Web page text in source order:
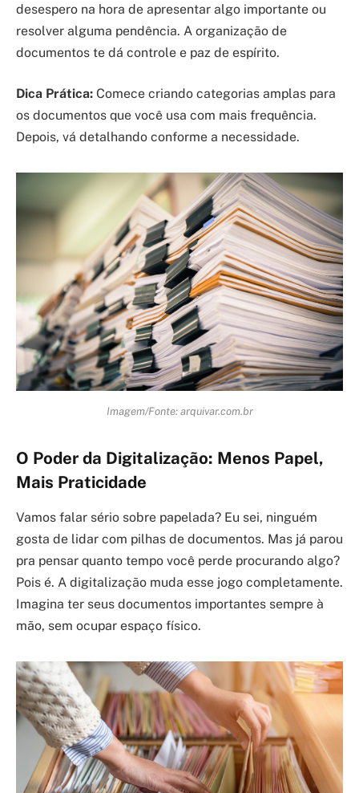
desespero na hora de apresentar algo importante ou
resolver alguma pendência. A organização de
documentos te dá controle e paz de espírito.
Dica Prática: Comece criando categorias amplas para
os documentos que você usa com mais frequência.
Depois, vá detalhando conforme a necessidade.
Imagem/Fonte: arquivar.com.br
O Poder da Digitalização: Menos Papel,
Mais Praticidade
Vamos falar sério sobre papelada? Eu sei, ninguém
gosta de lidar com pilhas de documentos. Mas já parou
pra pensar quanto tempo você perde procurando algo?
Pois é. A digitalização muda esse jogo completamente.
Imagina ter seus documentos importantes sempre à
mão, sem ocupar espaço físico.